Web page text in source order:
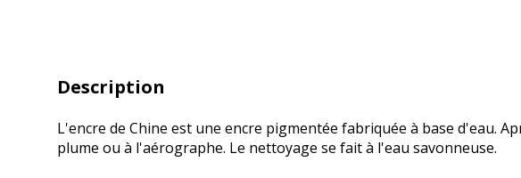
Description
L'encre de Chine est une encre pigmentée fabriquée à base d'eau.
plume ou à l'aérographe. Le nettoyage se fait à l'eau savonneuse.